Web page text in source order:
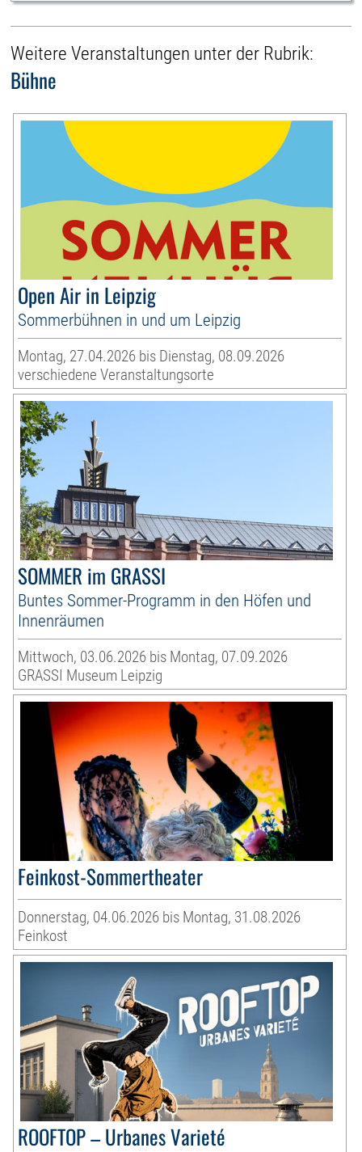
Weitere Veranstaltungen unter der Rubrik:
Bühne
Open Air in Leipzig
Sommerbühnen in und um Leipzig
Montag, 27.04.2026 bis Dienstag, 08.09.2026
verschiedene Veranstaltungsorte
SOMMER im GRASSI
Buntes Sommer-Programm in den Höfen und
Innenräumen
Mittwoch, 03.06.2026 bis Montag, 07.09.2026
GRASSI Museum Leipzig
Feinkost-Sommertheater
Donnerstag, 04.06.2026 bis Montag, 31.08.2026
Feinkost
ROOFTOP – Urbanes Varieté